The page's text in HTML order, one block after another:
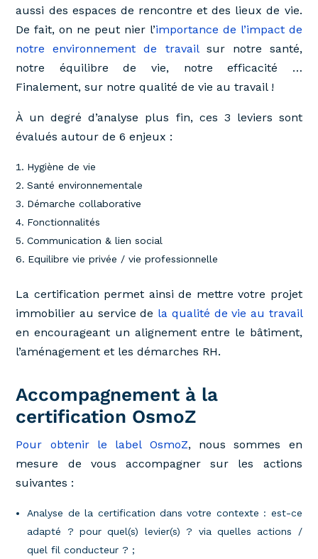
aussi des espaces de rencontre et des lieux de vie.
De fait, on ne peut nier l’importance de l’impact de
notre environnement de travailsur notre santé,
notre équilibre de vie, notre efficacité …
Finalement, sur notre qualité de vie au travail !
À un degré d’analyse plus fin, ces 3 leviers sont
évalués autour de 6 enjeux :
Hygiène de vie
Santé environnementale
Démarche collaborative
Fonctionnalités
Communication & lien social
Equilibre vie privée / vie professionnelle
La certification permet ainsi de mettre votre projet
immobilier au service de la qualité de vie au travail
en encourageant un alignement entre le bâtiment,
l’aménagement et les démarches RH.
Accompagnement à la
certification OsmoZ
Pour obtenir le label OsmoZ, nous sommes en
mesure de vous accompagner sur les actions
suivantes :
Analyse de la certification dans votre contexte : est-ce
adapté ? pour quel(s) levier(s) ? via quelles actions /
quel fil conducteur ? ;